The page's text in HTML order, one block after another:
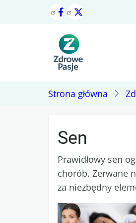
Strona główna
Sen
Prawidłowy sen
chorób. Zerwane
za niezbędny